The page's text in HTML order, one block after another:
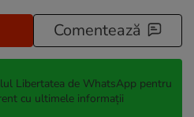
Comentează
Libertatea de WhatsApp pentru
cu ultimele informații